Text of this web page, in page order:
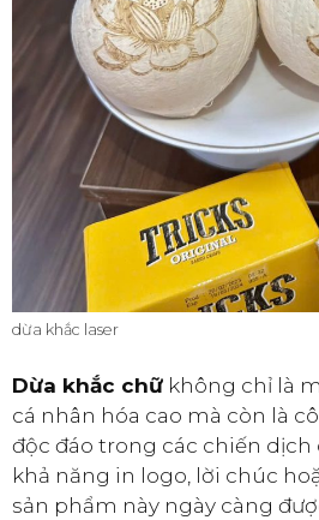
dừa khắc laser
Dừa khắc chữ không chỉ là
cá nhân hóa cao mà còn là
độc đáo trong các chiến
khả năng in logo, lời chúc
sản phẩm này ngày càng